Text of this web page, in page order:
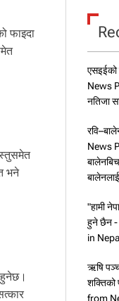
फाइदा
भने
एसइईको
News
नतिजा
News
"हामी
हुने छैन
in
ऋषि
from